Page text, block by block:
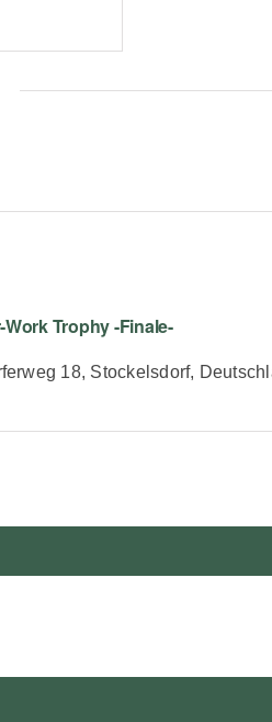
Trophy -Finale-
18, Stockelsdorf,